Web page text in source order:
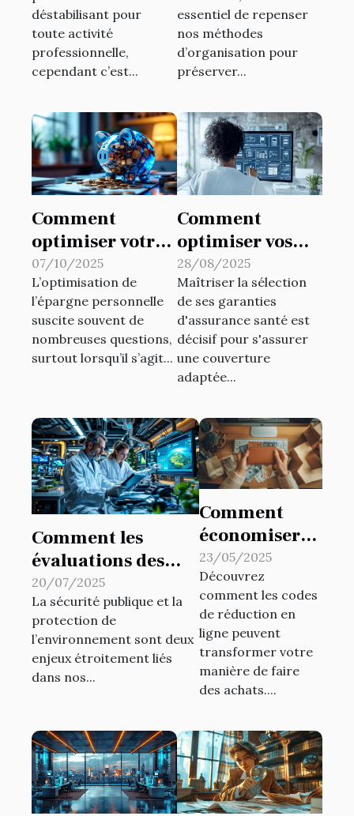
pour votre
activité?
déstabilisant pour
toute activité
professionnelle,
cependant c’est...
essentiel de repenser
nos méthodes
d’organisation pour
préserver...
Comment
optimiser votre
épargne avec le
troisième pilier
?
07/10/2025
L’optimisation de
l’épargne personnelle
suscite souvent de
nombreuses questions,
surtout lorsqu’il s’agit...
Comment
optimiser vos
garanties
d'assurance
santé en
fonction de vos
besoins ?
28/08/2025
Maîtriser la sélection
de ses garanties
d'assurance santé est
décisif pour s'assurer
une couverture
adaptée...
Comment les
évaluations des
risques
environnementaux
contribuent-elles à
la sécurité
publique ?
20/07/2025
La sécurité publique et la
protection de
l’environnement sont deux
enjeux étroitement liés
dans nos...
Comment
économiser
en utilisant
des codes de
réduction en
ligne
23/05/2025
Découvrez
comment les codes
de réduction en
ligne peuvent
transformer votre
manière de faire
des achats....